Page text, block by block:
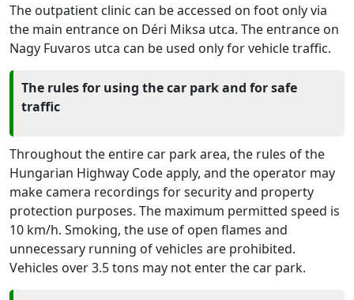
The outpatient clinic can be accessed on foot only via
the main entrance on Déri Miksa utca. The entrance on
Nagy Fuvaros utca can be used only for vehicle traffic.
The rules for using the car park and for safe
traffic
Throughout the entire car park area, the rules of the
Hungarian Highway Code apply, and the operator may
make camera recordings for security and property
protection purposes. The maximum permitted speed is
10 km/h. Smoking, the use of open flames and
unnecessary running of vehicles are prohibited.
Vehicles over 3.5 tons may not enter the car park.